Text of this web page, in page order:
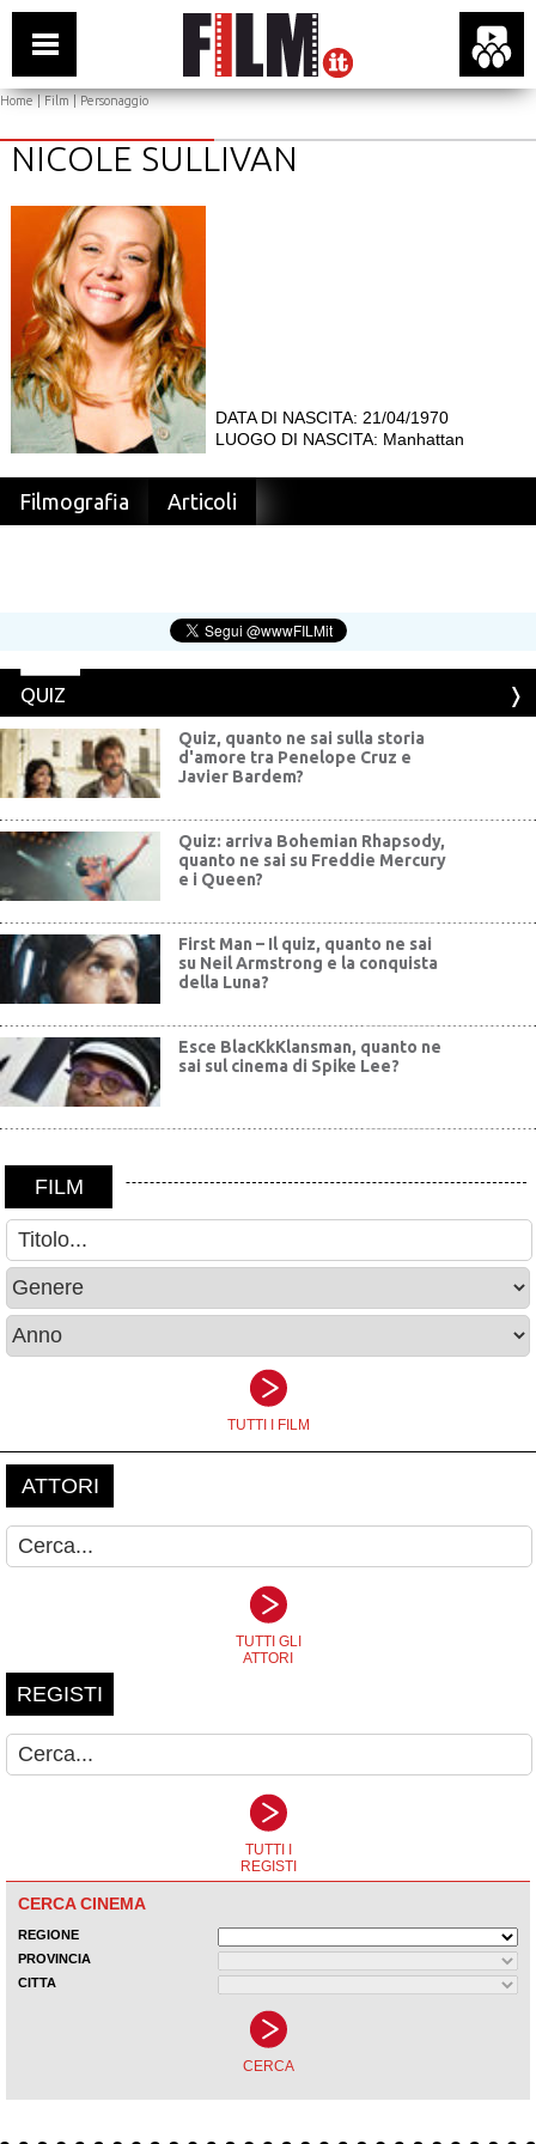
Home|Film| Personaggio
NICOLE SULLIVAN
DATA DI NASCITA: 21/04/1970
LUOGO DI NASCITA: Manhattan
Filmografia Articoli
QUIZ
Quiz, quanto ne sai sulla storia
d'amore tra Penelope Cruz e
Javier Bardem?
Quiz: arriva Bohemian Rhapsody,
quanto ne sai su Freddie Mercury
e i Queen?
First Man – Il quiz, quanto ne sai
su Neil Armstrong e la conquista
della Luna?
Esce BlacKkKlansman, quanto ne
sai sul cinema di Spike Lee?